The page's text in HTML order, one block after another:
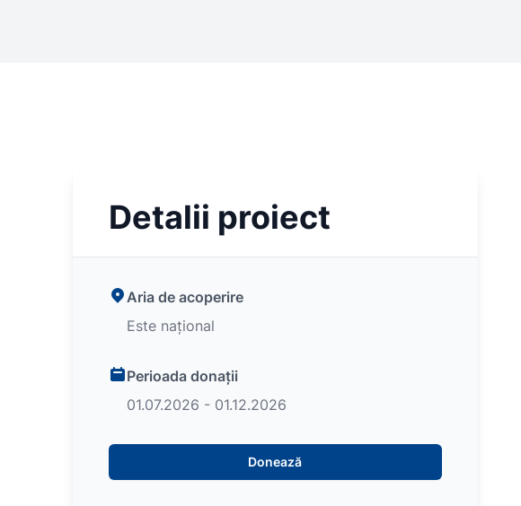
Detalii proiect
Aria de acoperire
Este național
Perioada donații
01.07.2026 - 01.12.2026
Donează